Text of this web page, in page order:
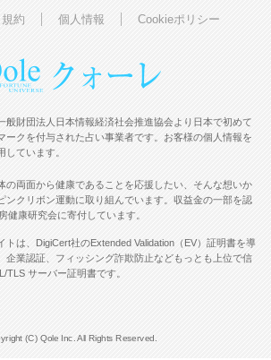
規約 個人情報 Cookieポリシー
般財団法人日本情報経済社会推進協会より日本で初めて
ークを付与された占い事業者です。お客様の個人情報を
しています。
の両面から健康であることを応援したい、そんな想いか
ンクリボン運動に取り組んでいます。収益金の一部を認
健康研究会に寄付しています。
トは、DigiCert社のExtended Validation（EV）証明書を導
企業認証、フィッシング詐欺防止などもっとも上位で信
TLS サーバー証明書です。
(C) Qole Inc. All Rights Reserved.